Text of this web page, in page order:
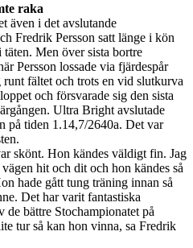
raka
även i det avslutande
Fredrik Persson satt länge i kön
Men över sista bortre
Persson lossade via fjärdespår
fältet och trots en vid slutkurva
och försvarade sig den sista
Ultra Bright avslutade
på tiden 1.14,7/2640a. Det var
skönt. Hon kändes väldigt fin. Jag
hit och dit och hon kändes så
hade gått tung träning innan så
Det har varit fantastiska
bättre Stochampionatet på
tur så kan hon vinna, sa Fredrik